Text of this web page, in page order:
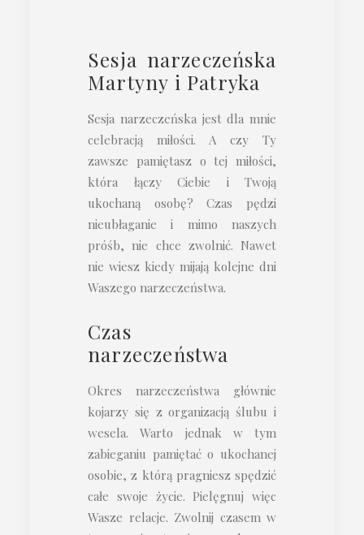
Sesja narzeczeńska
Martyny i Patryka
Sesja narzeczeńska jest dla mnie
celebracją miłości. A czy Ty
zawsze pamiętasz o tej miłości,
która łączy Ciebie i Twoją
ukochaną osobę? Czas pędzi
nieubłaganie i mimo naszych
próśb, nie chce zwolnić. Nawet
nie wiesz kiedy mijają kolejne dni
Waszego narzeczeństwa.
Czas
narzeczeństwa
Okres narzeczeństwa głównie
kojarzy się z organizacją ślubu i
wesela. Warto jednak w tym
zabieganiu pamiętać o ukochanej
osobie, z którą pragniesz spędzić
całe swoje życie. Pielęgnuj więc
Wasze relacje. Zwolnij czasem w